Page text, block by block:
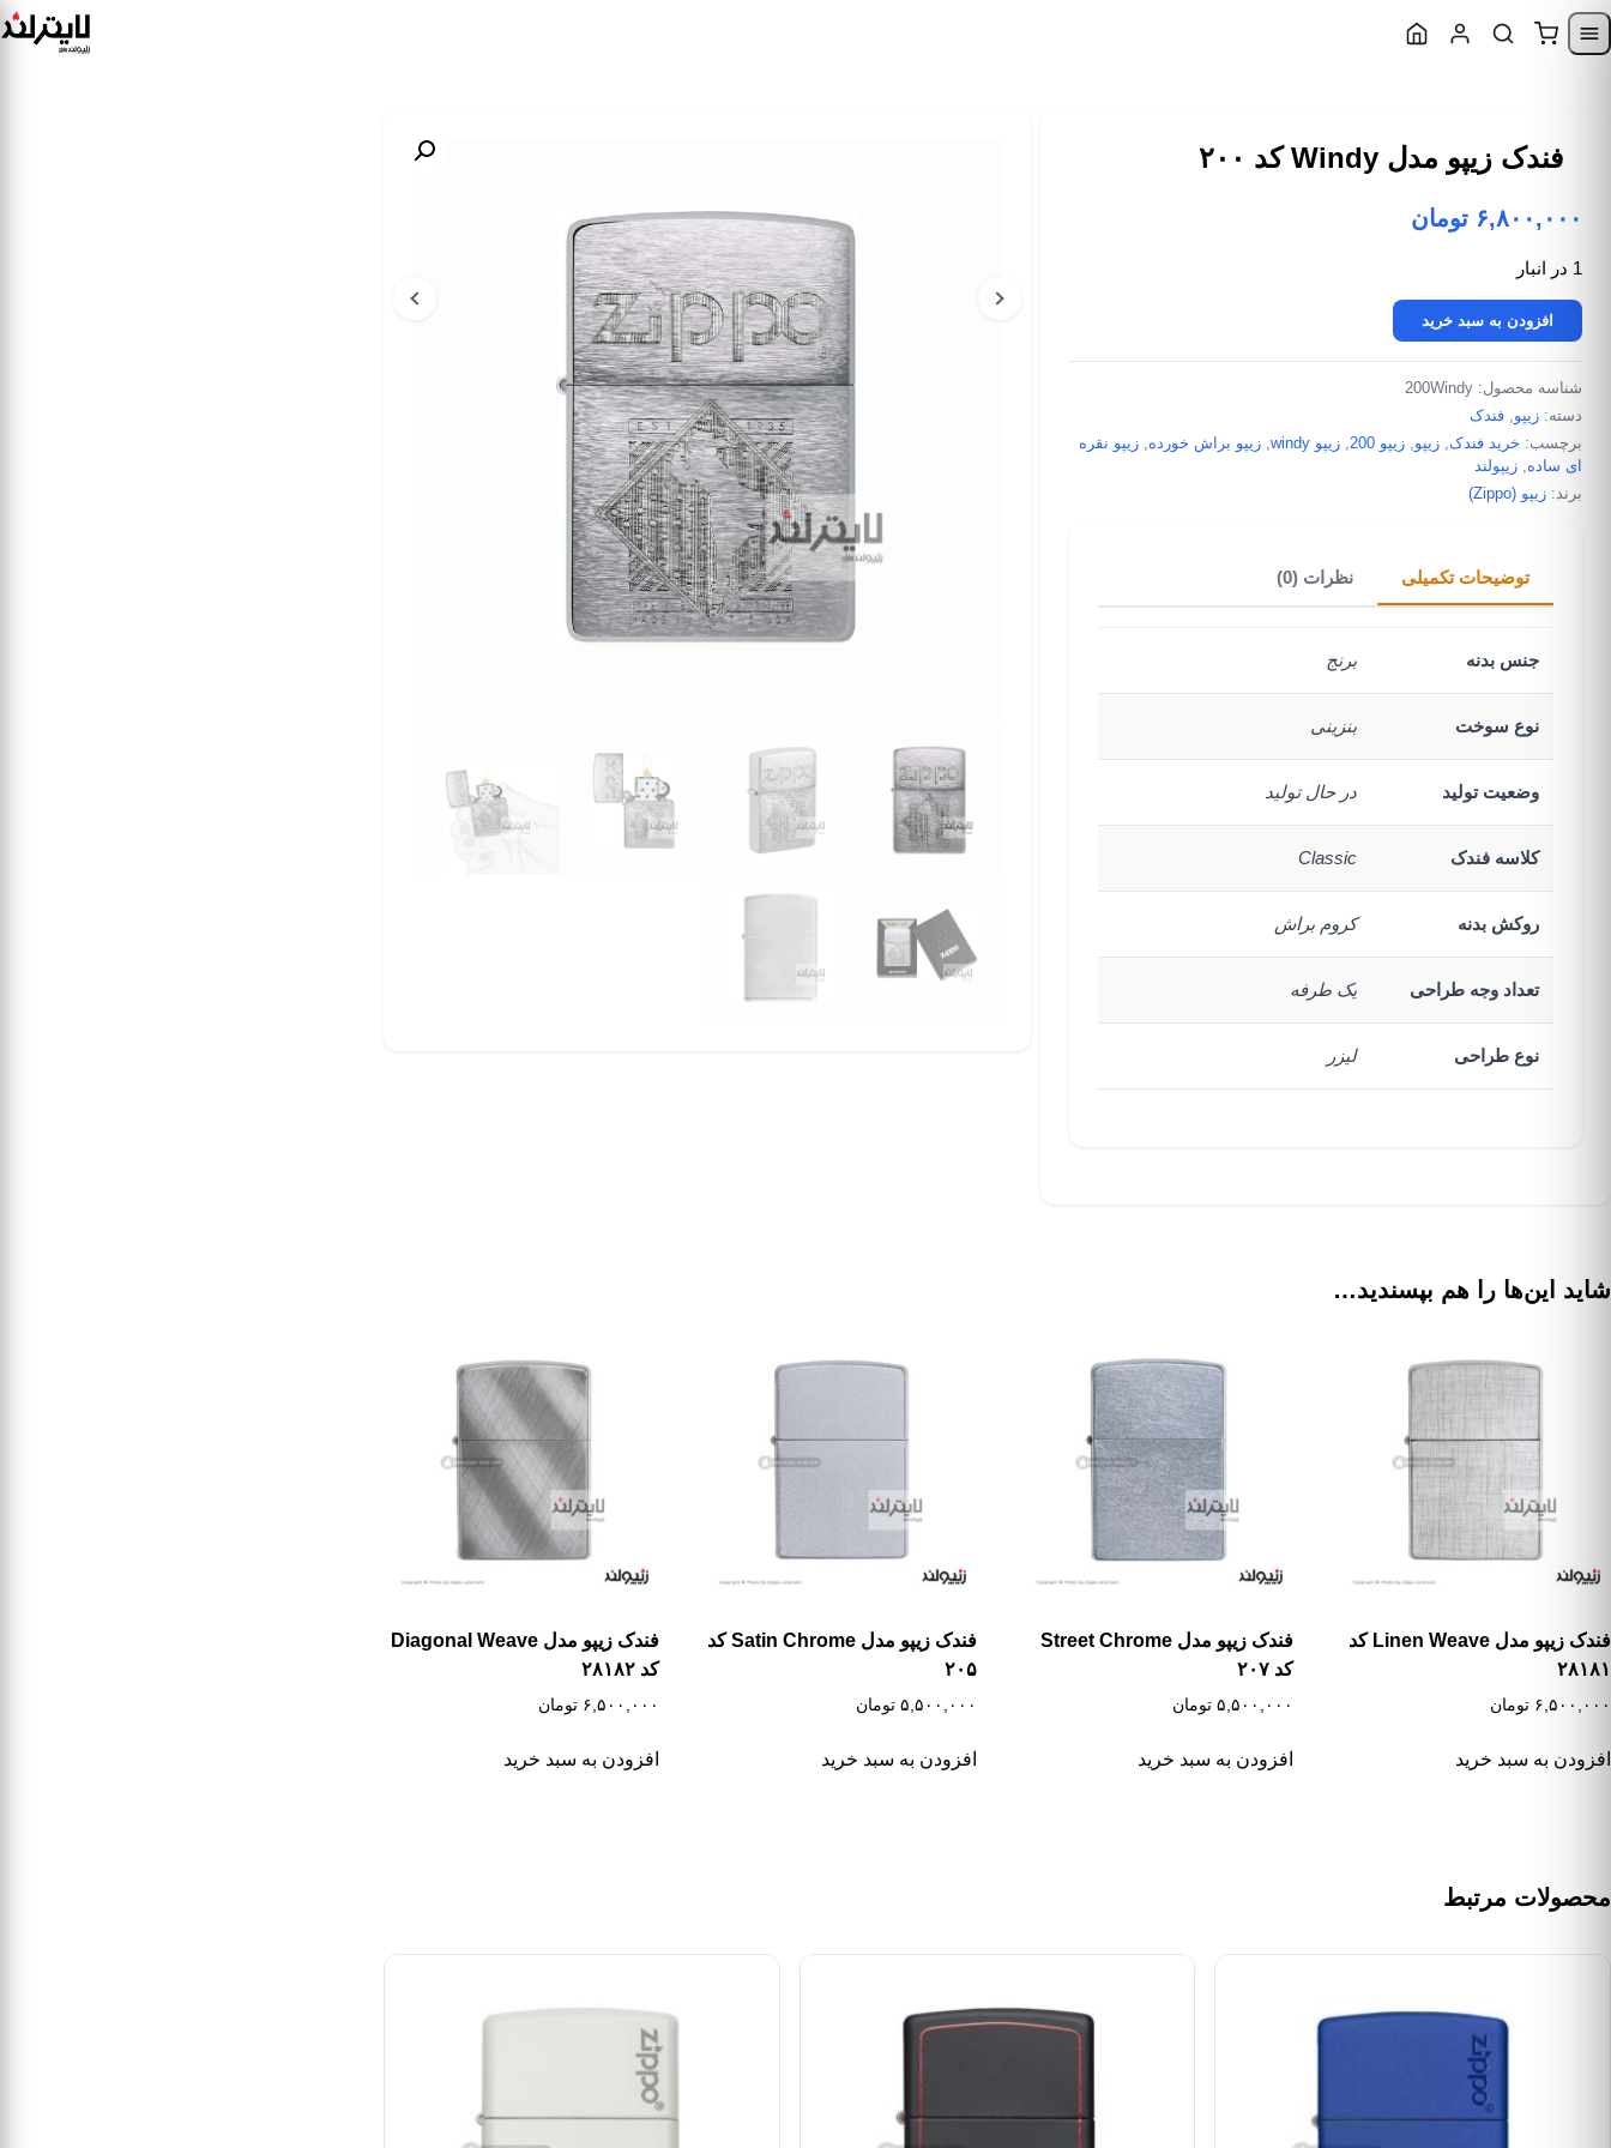
Skip to navigation
فندک زیپو مدل Windy کد ۲۰۰
۶,۸۰۰,۰۰۰ تومان
1 در انبار
فندک زیپو مدل Windy کد 200 عدد
افزودن به سبد خرید
شناسه محصول: 200Windy
دسته: زیپو فندک
برچسب: خرید فندک زیپو زیپو 200 زیپو windy زیپو براش خورده زیپو نقره
ای ساده زیپولند
برند: زیپو (Zippo)
توضیحات تکمیلی نظرات (0)
جنس بدنه برنج
نوع سوخت بنزینی
وضعیت تولید در حال تولید
کلاسه فندک Classic
روکش بدنه کروم براش
تعداد وجه طراحی یک طرفه
نوع طراحی لیزر
شاید این‌ها را هم بپسندید…
فندک زیپو مدل Linen Weave کد
۲۸۱۸۱
۶,۵۰۰,۰۰۰ تومان
افزودن به سبد خرید
فندک زیپو مدل Street Chrome
کد ۲۰۷
۵,۵۰۰,۰۰۰ تومان
افزودن به سبد خرید
فندک زیپو مدل Satin Chrome کد
۲۰۵
۵,۵۰۰,۰۰۰ تومان
افزودن به سبد خرید
فندک زیپو مدل Diagonal Weave
کد ۲۸۱۸۲
۶,۵۰۰,۰۰۰ تومان
افزودن به سبد خرید
محصولات مرتبط